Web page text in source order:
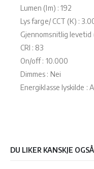
Lumen (lm) : 192
Lys farge/ CCT (K) :
Gjennomsnitlig levetid
CRI : 83
On/off : 10.000
Dimmes : Nei
Energiklasse lyskilde : A
DU LIKER KANSKJE